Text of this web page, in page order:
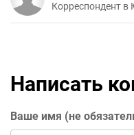
Корреспондент
Написать
Ваше имя (не